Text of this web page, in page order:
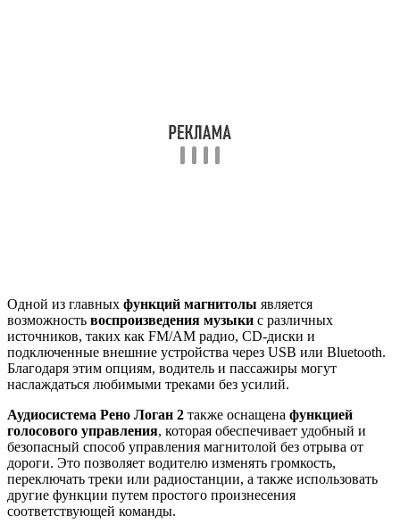
Одной из главных функций магнитолы является
возможность воспроизведения музыки с различных
источников, таких как FM/AM радио, CD-диски и
подключенные внешние устройства через USB или Bluetooth.
Благодаря этим опциям, водитель и пассажиры могут
наслаждаться любимыми треками без усилий.
Аудиосистема Рено Логан 2 также оснащена функцией
голосового управления, которая обеспечивает удобный и
безопасный способ управления магнитолой без отрыва от
дороги. Это позволяет водителю изменять громкость,
переключать треки или радиостанции, а также использовать
другие функции путем простого произнесения
соответствующей команды.